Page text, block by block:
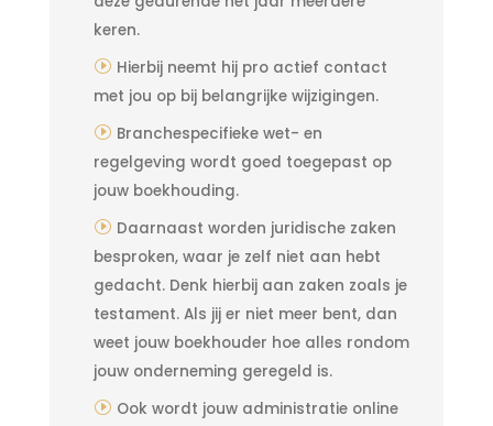
keren.
Hierbij neemt hij pro actief contact
met jou op bij belangrijke wijzigingen.
Branchespecifieke wet- en
regelgeving wordt goed toegepast op
jouw boekhouding.
Daarnaast worden juridische zaken
besproken, waar je zelf niet aan hebt
gedacht. Denk hierbij aan zaken zoals je
testament. Als jij er niet meer bent, dan
weet jouw boekhouder hoe alles rondom
jouw onderneming geregeld is.
Ook wordt jouw administratie online